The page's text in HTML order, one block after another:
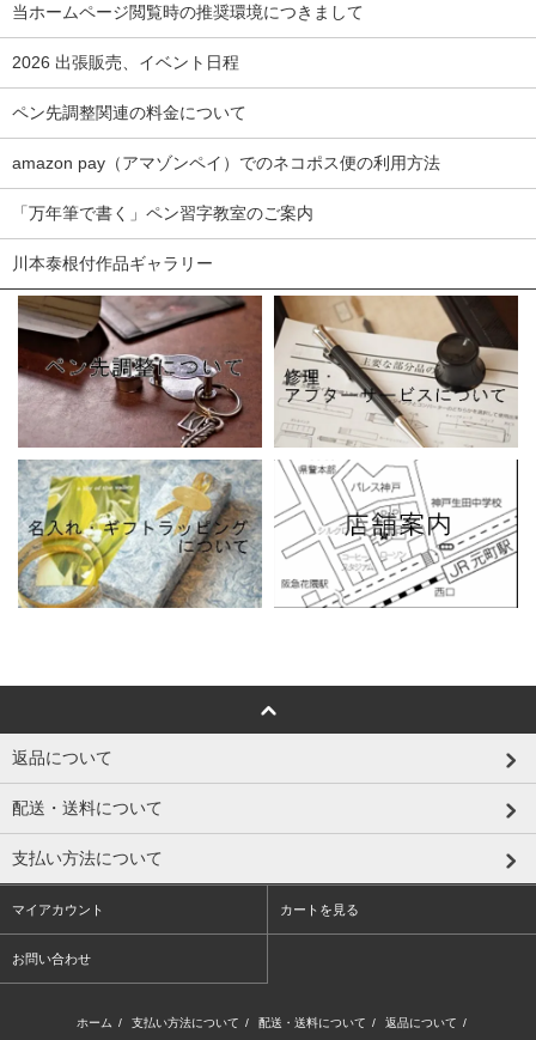
当ホームページ閲覧時の推奨環境につきまして
2026 出張販売、イベント日程
ペン先調整関連の料金について
amazon pay（アマゾンペイ）でのネコポス便の利用方法
「万年筆で書く」ペン習字教室のご案内
川本泰根付作品ギャラリー
返品について
配送・送料について
支払い方法について
マイアカウント カートを見る
お問い合わせ
ホーム / 支払い方法について / 配送・送料について / 返品について /